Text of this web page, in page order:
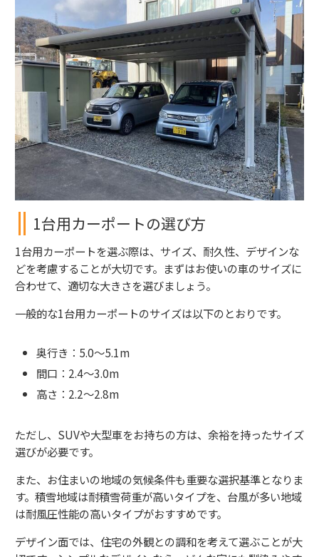
1台用カーポートの選び方
1台用カーポートを選ぶ際は、サイズ、耐久性、デザインな
どを考慮することが大切です。まずはお使いの車のサイズに
合わせて、適切な大きさを選びましょう。
一般的な1台用カーポートのサイズは以下のとおりです。
奥行き：5.0～5.1m
間口：2.4～3.0m
高さ：2.2～2.8m
ただし、SUVや大型車をお持ちの方は、余裕を持ったサイズ
選びが必要です。
また、お住まいの地域の気候条件も重要な選択基準となりま
す。積雪地域は耐積雪荷重が高いタイプを、台風が多い地域
は耐風圧性能の高いタイプがおすすめです。
デザイン面では、住宅の外観との調和を考えて選ぶことが大